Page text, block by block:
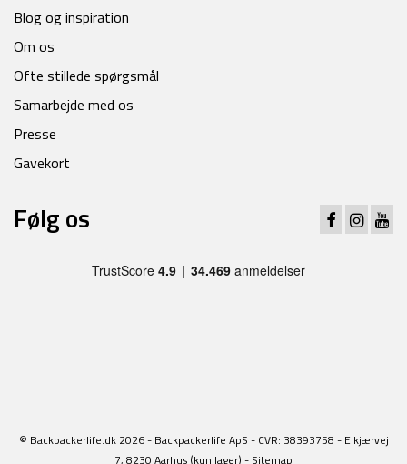
Blog og inspiration
Om os
Ofte stillede spørgsmål
Samarbejde med os
Presse
Gavekort
Følg os
© Backpackerlife.dk 2026 - Backpackerlife ApS - CVR: 38393758 - Elkjærvej
7, 8230 Aarhus (kun lager) - Sitemap